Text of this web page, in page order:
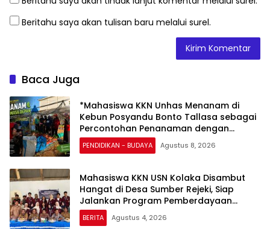
Beritahu saya akan tulisan baru melalui surel.
Baca Juga
*Mahasiswa KKN Unhas Menanam di
Kebun Posyandu Bonto Tallasa sebagai
Percontohan Penanaman dengan
Memanfaatkan Bahan Organik Sekitar
Kuliah Kerja Nyata (KKN)*
PENDIDIKAN - BUDAYA Agustus 8, 2026
Mahasiswa KKN USN Kolaka Disambut
Hangat di Desa Sumber Rejeki, Siap
Jalankan Program Pemberdayaan
Masyarakat
BERITA Agustus 4, 2026